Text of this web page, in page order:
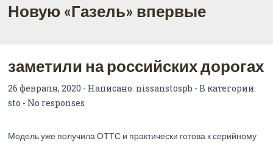
Новую «Газель» впервые
заметили на российских дорогах
26 февраля, 2020 - Написано: nissanstospb - В категории:
sto - No responses
Модель уже получила ОТТС и практически готова к серийному